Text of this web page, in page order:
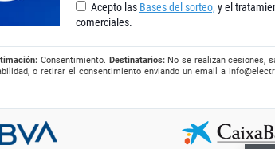
Acepto las Bases del sorteo, y el
comerciales.
Consentimiento. Destinatarios:No se realizan cesiones,
o retirar el consentimiento enviando un email a